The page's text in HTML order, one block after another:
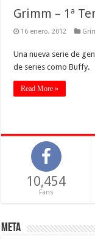
Grimm – 1ª
16 enero, 2012
Una nueva serie de
de series como Buffy.
Read More »
10,454
Fans
Meta